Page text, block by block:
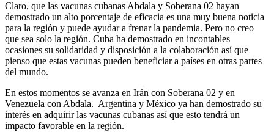
Claro, que las vacunas cubanas Abdala y Soberana 02 hayan
demostrado un alto porcentaje de eficacia es una muy buena noticia
para la región y puede ayudar a frenar la pandemia. Pero no creo
que sea solo la región. Cuba ha demostrado en incontables
ocasiones su solidaridad y disposición a la colaboración así que
pienso que estas vacunas pueden beneficiar a países en otras partes
del mundo.
En estos momentos se avanza en Irán con Soberana 02 y en
Venezuela con Abdala. Argentina y México ya han demostrado su
interés en adquirir las vacunas cubanas así que esto tendrá un
impacto favorable en la región.